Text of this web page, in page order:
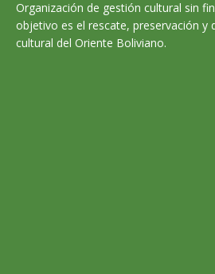
Organización de gestión cultural sin
objetivo es el rescate, preservación y
cultural del Oriente Boliviano.